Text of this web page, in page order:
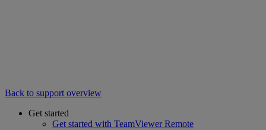
Back to support overview
Get started
Get started with TeamViewer Remote